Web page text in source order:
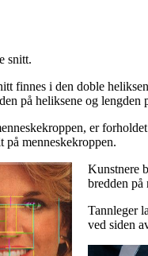
snitt.
finnes i den doble
på heliksene og lengden
er
på menneskekroppen.
Kunstnere
bredden på
Tannleger
ved siden